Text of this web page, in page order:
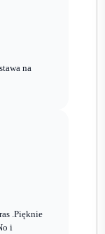
na
.Pięknie
i